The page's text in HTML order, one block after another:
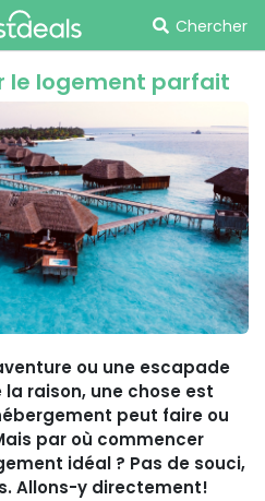
Chercher
le logement parfait
ou une escapade
raison, une chose est
peut faire ou
par où commencer
idéal ? Pas de souci,
Allons-y directement!